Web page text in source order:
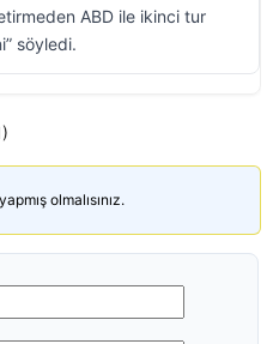
ABD ile ikinci tur
söyledi.
olmalısınız.